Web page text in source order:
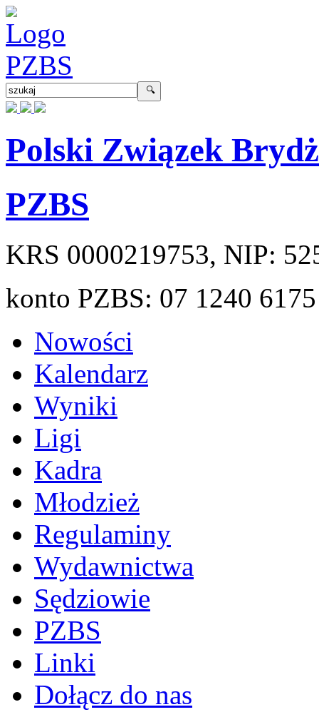
Polski Związek
PZBS
KRS 0000219753, NIP:
konto PZBS: 07 1240
Nowości
Kalendarz
Wyniki
Ligi
Kadra
Młodzież
Regulaminy
Wydawnictwa
Sędziowie
PZBS
Linki
Dołącz do nas